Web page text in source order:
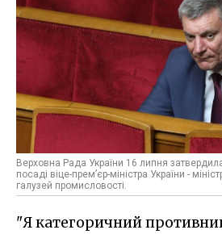
Верховна Рада України 16 липня
посаді віце-прем’єр-міністра України -
галузей промисловості.
"Я категоричний